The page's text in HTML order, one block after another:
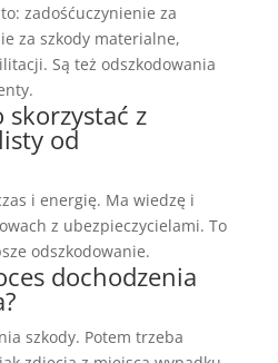
zadośćuczynienie za
za szkody materialne,
Są też odszkodowania
skorzystać z
od
i energię. Ma wiedzę i
z ubezpieczycielami. To
odszkodowanie.
dochodzenia
szkody. Potem trzeba